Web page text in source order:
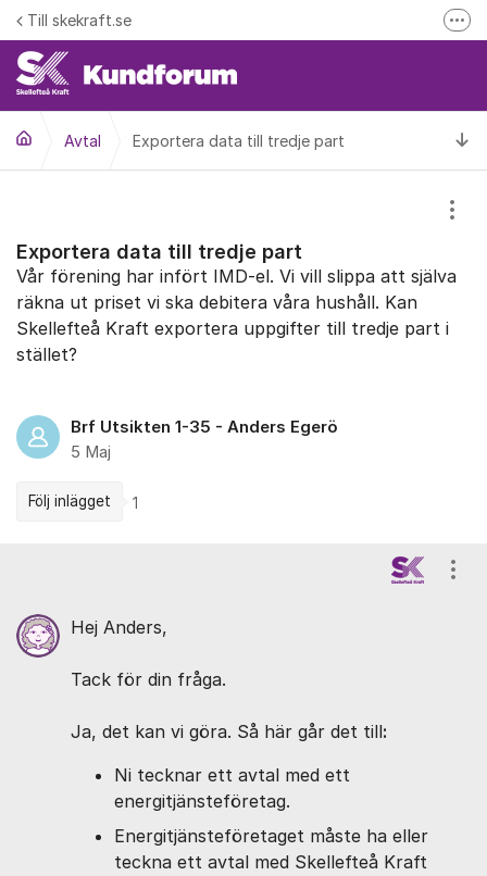
Hoppa till innehåll
Till skekraft.se
driftstörningar i el- fjärrvärme eller fibernätet
Avtal Exportera data till tredje part
Exportera data till tredje part
Vår förening har infört IMD-el. Vi vill slippa att själva
räkna ut priset vi ska debitera våra hushåll. Kan
Skellefteå Kraft exportera uppgifter till tredje part i
stället?
Brf Utsikten 1-35 - Anders Egerö
5 Maj
Följ inlägget 1
Hej Anders,
Tack för din fråga.
Ja, det kan vi göra. Så här går det till:
Ni tecknar ett avtal med ett
energitjänsteföretag.
Energitjänsteföretaget måste ha eller
teckna ett avtal med Skellefteå Kraft